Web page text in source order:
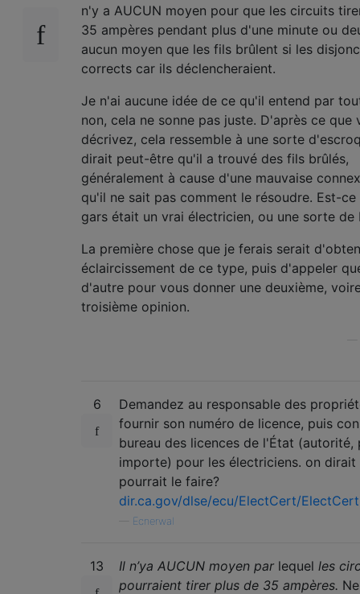
n'y a AUCUN moyen pour que les circuits
35 ampères pendant plus d'une minute ou
aucun moyen que les fils brûlent si les
corrects car ils déclencheraient.
Je n'ai aucune idée de ce qu'il entend par
non, cela ne sonne pas juste. D'après ce que
décrivez, cela ressemble à une sorte
dirait peut-être qu'il a trouvé des fils brûlés,
généralement à cause d'une mauvaise
qu'il ne sait pas comment le résoudre. Est-ce
gars était un vrai électricien, ou une sorte de
La première chose que je ferais serait
éclaircissement de ce type, puis d'appeler
d'autre pour vous donner une deuxième,
troisième opinion.
6
Demandez au responsable des
fournir son numéro de licence, puis
bureau des licences de l'État (autorité,
importe) pour les électriciens. on dirait
pourrait le faire?
dir.ca.gov/dlse/ecu/ElectCert/
Ecnerwal
13 Il n’ya AUCUN moyen par lequel les
pourraient tirer plus de 35 ampères.